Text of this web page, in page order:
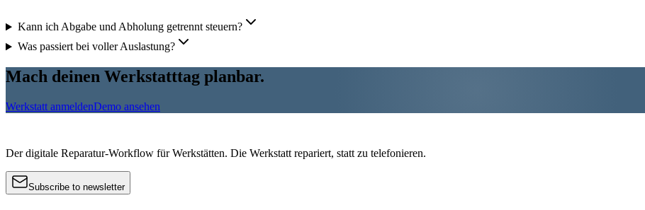
Kann ich Abgabe und Abholung getrennt steuern?
Was passiert bei voller Auslastung?
Mach deinen Werkstatttag planbar.
Werkstatt anmeldenDemo ansehen
Der digitale Reparatur-Workflow für Werkstätten. Die Werkstatt repariert, statt zu telefonieren.
Subscribe to newsletter